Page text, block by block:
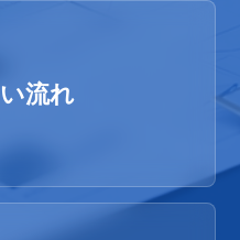
流れ